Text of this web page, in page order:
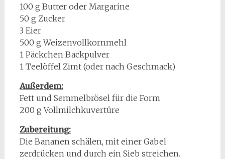
100 g Butter oder Margarine
50 g Zucker
3 Eier
500 g Weizenvollkornmehl
1 Päckchen Backpulver
1 Teelöffel Zimt (oder nach Geschmack)
Außerdem:
Fett und Semmelbrösel für die Form
200 g Vollmilchkuvertüre
Zubereitung:
Die Bananen schälen, mit einer Gabel
zerdrücken und durch ein Sieb streichen.